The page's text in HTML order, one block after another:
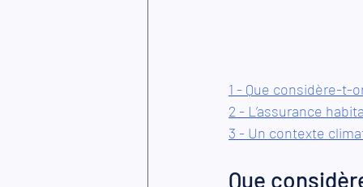
1 - Que considère-t-
2 - L’assurance
3 - Un contexte
Que